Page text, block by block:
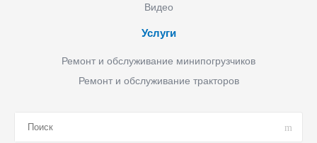
Видео
Услуги
Ремонт и обслуживание минипогрузчиков
Ремонт и обслуживание тракторов